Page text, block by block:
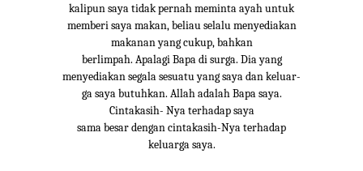
kalipun saya tidak pernah meminta ayah untuk
memberi saya makan, beliau selalu menyediakan
makanan yang cukup, bahkan
berlimpah. Apalagi Bapa di surga. Dia yang
menyediakan segala sesuatu yang saya dan keluar-
ga saya butuhkan. Allah adalah Bapa saya.
Cintakasih- Nya terhadap saya
sama besar dengan cintakasih-Nya terhadap
keluarga saya.